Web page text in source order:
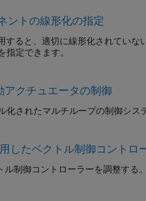
ントの線形化の指定
ると、適切に線形化されていな
定できます。
クチュエータの制御
されたマルチループの制御シス
したベクトル制御コントロ
制御コントローラーを調整する。